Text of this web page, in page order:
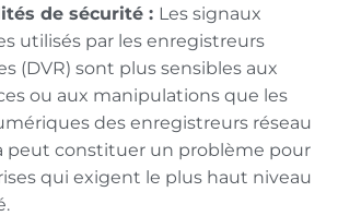
de sécurité : Les signaux
utilisés par les enregistreurs
(DVR) sont plus sensibles aux
ou aux manipulations que les
des enregistreurs réseau
peut constituer un problème pour
qui exigent le plus haut niveau